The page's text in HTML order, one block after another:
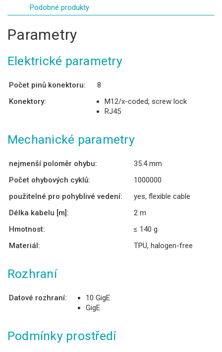
Podobné produkty
Parametry
Elektrické parametry
Počet pinů konektoru:
8
Konektory:
M12/x-coded, screw lock
RJ45
Mechanické parametry
nejmenší poloměr ohybu:
35.4 mm
Počet ohybových cyklů:
1000000
použitelné pro pohyblivé vedení:
yes, flexible cable
Délka kabelu [m]:
2 m
Hmotnost:
≤ 140 g
Materiál:
TPU, halogen-free
Rozhraní
Datové rozhraní:
10 GigE
GigE
Podmínky prostředí